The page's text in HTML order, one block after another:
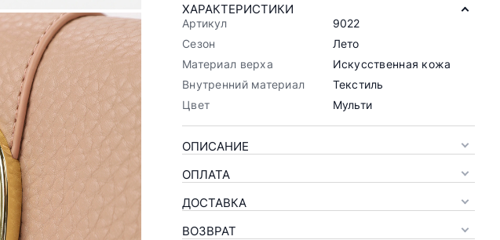
ХАРАКТЕРИСТИКИ
Артикул
9022
Сезон
Лето
Материал верха
Искусственная кожа
Внутренний материал
Текстиль
Цвет
Мульти
ОПИСАНИЕ
ОПЛАТА
ДОСТАВКА
ВОЗВРАТ